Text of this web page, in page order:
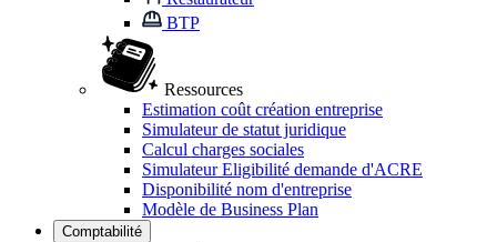
BTP
Ressources
Estimation coût création entreprise
Simulateur de statut juridique
Calcul charges sociales
Simulateur Eligibilité demande d'ACRE
Disponibilité nom d'entreprise
Modèle de Business Plan
Comptabilité